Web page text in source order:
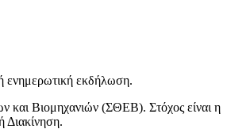
ενημερωτική εκδήλωση.
και Βιομηχανιών (ΣΘΕΒ). Στόχος είναι η
Διακίνηση.